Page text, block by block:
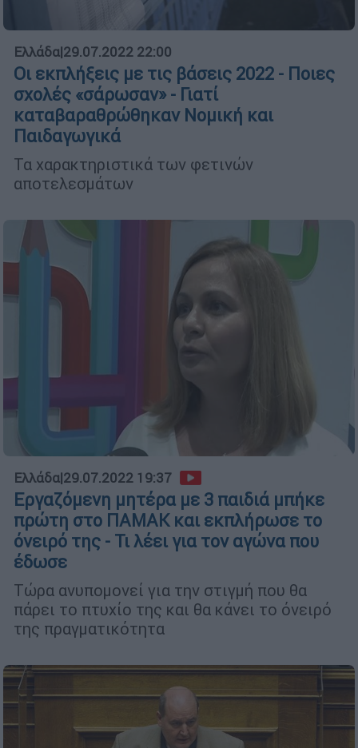
Ελλάδα|29.07.2022 22:00
Οι εκπλήξεις με τις βάσεις 2022 - Ποιες
σχολές «σάρωσαν» - Γιατί
καταβαραθρώθηκαν Νομική και
Παιδαγωγικά
Τα χαρακτηριστικά των φετινών
αποτελεσμάτων
Ελλάδα|29.07.2022 19:37
Εργαζόμενη μητέρα με 3 παιδιά μπήκε
πρώτη στο ΠΑΜΑΚ και εκπλήρωσε το
όνειρό της - Τι λέει για τον αγώνα που
έδωσε
Τώρα ανυπομονεί για την στιγμή που θα
πάρει το πτυχίο της και θα κάνει το όνειρό
της πραγματικότητα